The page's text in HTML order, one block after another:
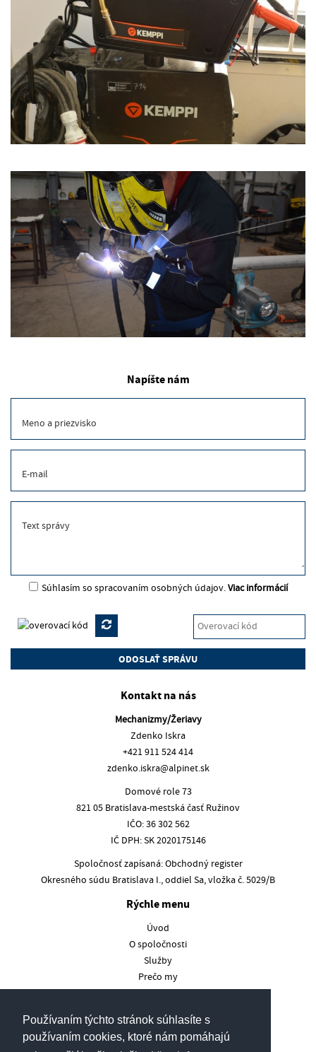
Používaním týchto stránok súhlasíte s
používaním cookies, ktoré nám pomáhajú
Napíšte nám
Meno a priezvisko
E-mail
Text správy
Súhlasím so spracovaním osobných údajov.Viac informácií
Kontakt na nás
Mechanizmy/Žeriavy
Zdenko Iskra
+421 911 524 414
zdenko.iskra@alpinet.sk
Domové role 73
821 05 Bratislava-mestská časť Ružinov
IČO: 36 302 562
IČ DPH: SK 2020175146
Spoločnosť zapísaná: Obchodný register
Okresného súdu Bratislava I., oddiel Sa, vložka č. 5029/B
Rýchle menu
Úvod
O spoločnosti
Služby
Prečo my
Referencie
Kontakt
Cookies